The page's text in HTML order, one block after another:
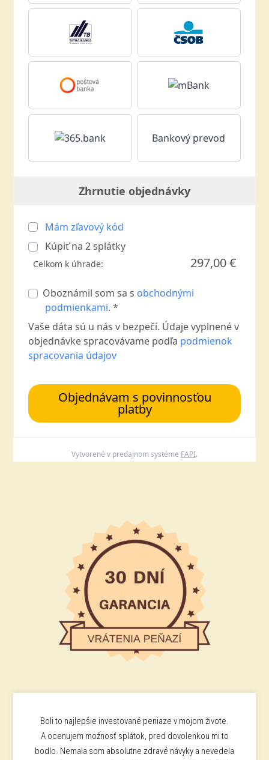
Bankový prevod
Zhrnutie objednávky
Mám zľavový kód
Kúpiť na2splátky
Celkom k úhrade: 297,00 €
Oboznámil som sa s obchodnými
podmienkami. *
Vaše dáta sú u nás v bezpečí. Údaje vyplnené v
objednávke spracovávame podľa podmienok
spracovania údajov
Objednávam s povinnosťou
platby
Vytvorené v predajnom systéme FAPI.
Boli to najlepšie investované peniaze v mojom živote.
A ocenujem možnosť splátok, pred dovolenkou mi to
bodlo. Nemala som absolutne zdravé návyky a nevedela